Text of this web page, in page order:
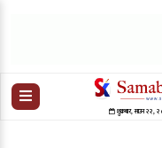
शुक्रबार,साउन २२,